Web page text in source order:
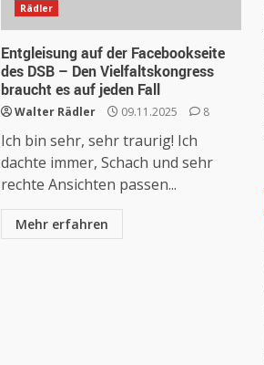
Rädler
Entgleisung auf der Facebookseite
des DSB – Den Vielfaltskongress
braucht es auf jeden Fall
Walter Rädler 09.11.2025 8
Ich bin sehr, sehr traurig! Ich
dachte immer, Schach und sehr
rechte Ansichten passen...
Mehr erfahren